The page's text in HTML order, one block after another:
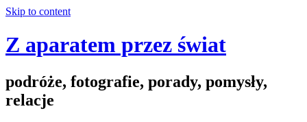
Skip to content
Z aparatem przez świat
podróże, fotografie, porady, pomysły,
relacje